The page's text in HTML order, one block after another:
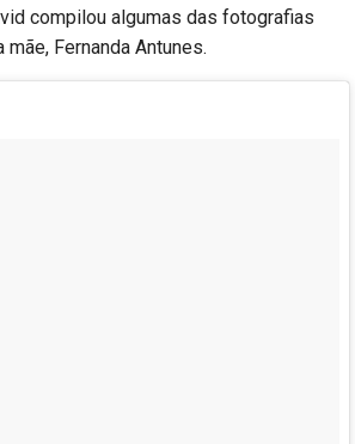
compilou algumas das fotografias
Fernanda Antunes.